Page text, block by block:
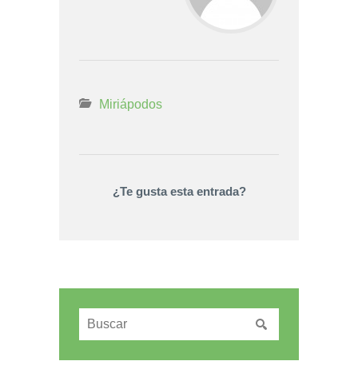
Miriápodos
¿Te gusta esta entrada?